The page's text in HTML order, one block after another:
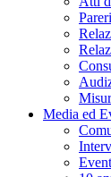
Media ed